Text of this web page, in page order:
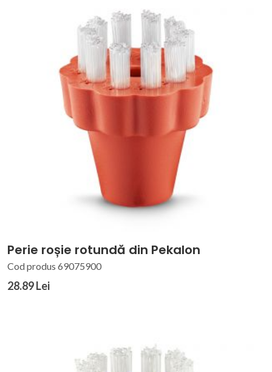
Perie roșie rotundă din Pekalon
Cod produs 69075900
28.89 Lei